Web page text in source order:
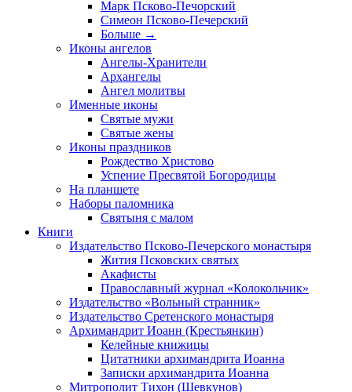
Марк Псково-Печорский
Симеон Псково-Печерский
Больше →
Иконы ангелов
Ангелы-Хранители
Архангелы
Ангел молитвы
Именные иконы
Святые мужи
Святые жены
Иконы праздников
Рождество Христово
Успение Пресвятой Богородицы
На планшете
Наборы паломника
Святыня с малом
Книги
Издательство Псково-Печерского монастыря
Жития Псковских святых
Акафисты
Православный журнал «Колокольчик»
Издательство «Вольный странник»
Издательство Сретенского монастыря
Архимандрит Иоанн (Крестьянкин)
Келейные книжицы
Цитатники архимандрита Иоанна
Записки архимандрита Иоанна
Митрополит Тихон (Шевкунов)